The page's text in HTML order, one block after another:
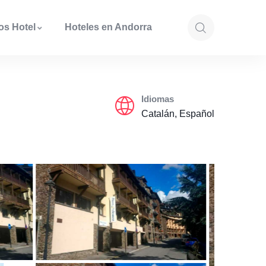
Hotel Hoteles en Andorra
Idiomas
Catalán, Español